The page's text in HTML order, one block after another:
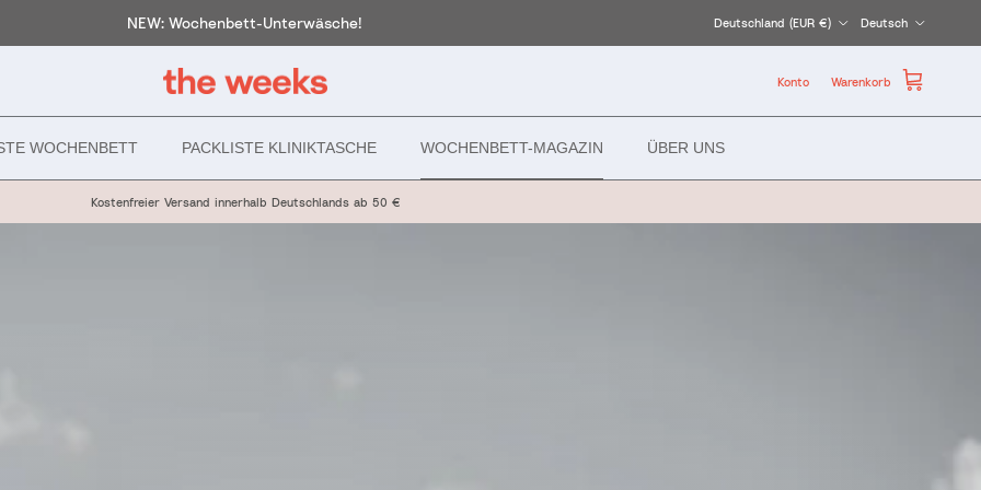
NEW: Wochenbett-Unterwäsche!
Deutschland (EUR €)
Deutsch
Konto Warenkorb
WOCHENBETT PACKLISTE KLINIKTASCHE WOCHENBETT-MAGAZIN ÜBER UNS
Kostenfreier Versand innerhalb Deutschlands ab 50 €